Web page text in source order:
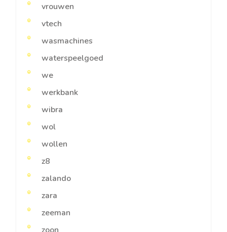
vrouwen
vtech
wasmachines
waterspeelgoed
we
werkbank
wibra
wol
wollen
z8
zalando
zara
zeeman
zoon